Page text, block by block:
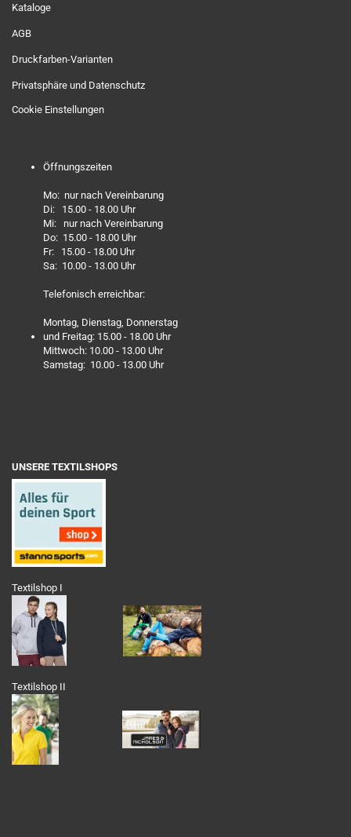
Kataloge
AGB
Druckfarben-Varianten
Privatsphäre und Datenschutz
Cookie Einstellungen
Öffnungszeiten
Mo: nur nach Vereinbarung
Di: 15.00 - 18.00 Uhr
Mi: nur nach Vereinbarung
Do: 15.00 - 18.00 Uhr
Fr: 15.00 - 18.00 Uhr
Sa: 10.00 - 13.00 Uhr
Telefonisch erreichbar:
Montag, Dienstag, Donnerstag
und Freitag: 15.00 - 18.00 Uhr
Mittwoch: 10.00 - 13.00 Uhr
Samstag: 10.00 - 13.00 Uhr
UNSERE TEXTILSHOPS
Textilshop I
Textilshop II